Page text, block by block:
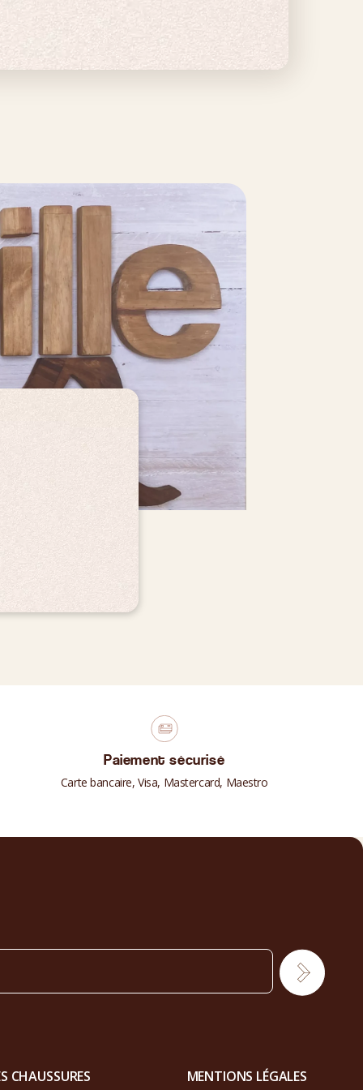
Paiement sécurisé
Carte bancaire, Visa, Mastercard, Maestro
CHAUSSURES MENTIONS LÉGALES